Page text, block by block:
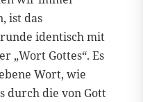
ist das
identisch mit
„Wort Gottes“. Es
Wort, wie
durch die von Gott